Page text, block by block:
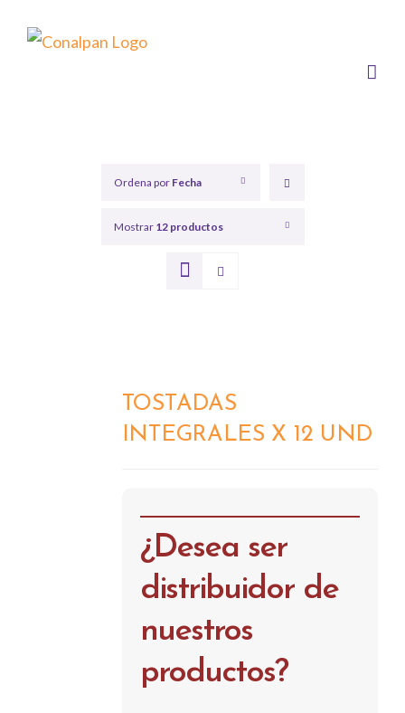
Ordena por Fecha
Mostrar 12 productos
TOSTADAS
INTEGRALES X 12 UND
¿Desea ser
distribuidor de
nuestros
productos?